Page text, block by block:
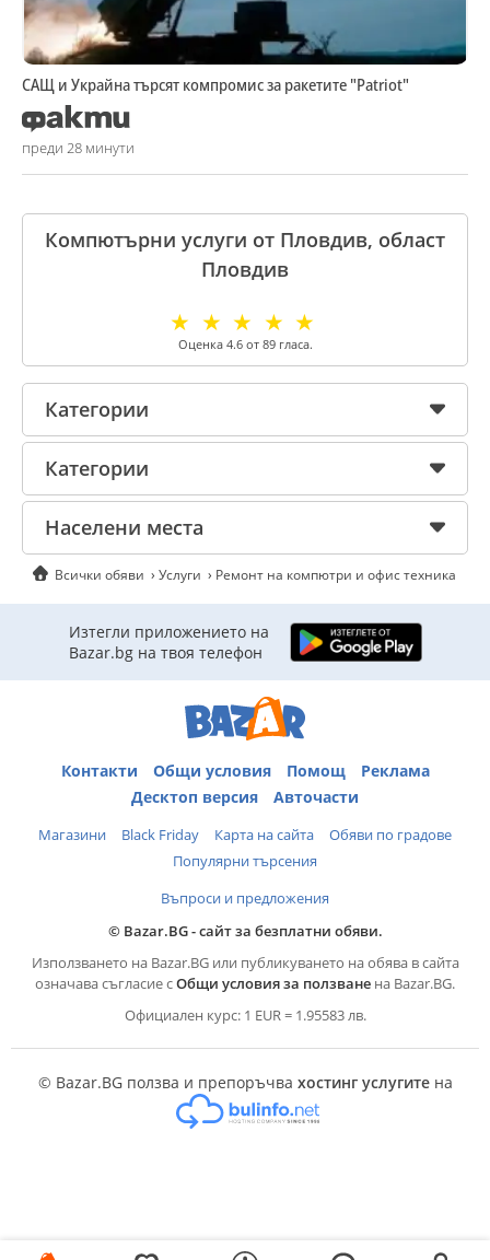
САЩ и Украйна търсят компромис за ракетите "Patriot"
преди 28 минути
Компютърни услуги от Пловдив, област
Пловдив
☆
☆
☆
☆
☆
Оценка 4.6от 89гласа.
Категории
Категории
Населени места
Всички обяви Услуги Ремонт на компютри и офис техника
Изтегли приложението на
Bazar.bg на твоя телефон
Контакти Общи условия Помощ
Реклама
Десктоп версия
Авточасти
Магазини Black Friday Карта на сайта
Обяви по градове
Популярни търсения
Въпроси и предложения
© Bazar.BG - сайт за безплатни обяви.
Използването на Bazar.BG или публикуването на обява в сайта
означава съгласие сОбщи условия за ползване на Bazar.BG.
Официален курс: 1 EUR = 1.95583 лв.
© Bazar.BG ползва и препоръчва хостинг услугитена